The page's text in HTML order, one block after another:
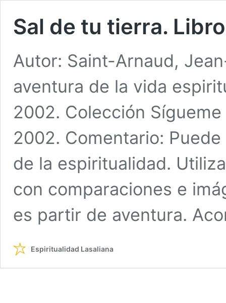
Sal de tu tierra. Libro
Autor: Saint-Arnaud,
aventura de la vida
2002. Colección
2002. Comentario:
de la espiritualidad.
con comparaciones e
es partir de aventura.
Espiritualidad Lasaliana